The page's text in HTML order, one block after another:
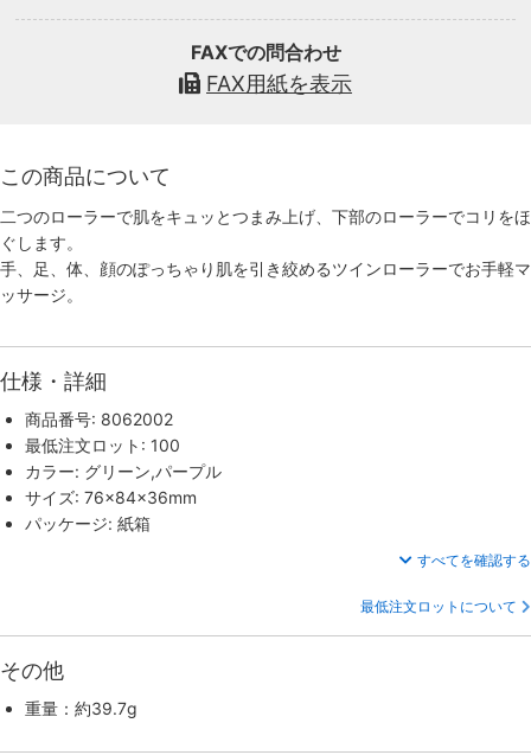
FAXでの問合わせ
FAX用紙を表示
この商品について
二つのローラーで肌をキュッとつまみ上げ、下部のローラーでコリをほ
ぐします。
手、足、体、顔のぽっちゃり肌を引き絞めるツインローラーでお手軽マ
ッサージ。
仕様・詳細
商品番号: 8062002
最低注文ロット: 100
カラー: グリーン,パープル
サイズ: 76×84×36mm
パッケージ: 紙箱
すべてを確認する
最低注文ロットについて
その他
重量：約39.7g